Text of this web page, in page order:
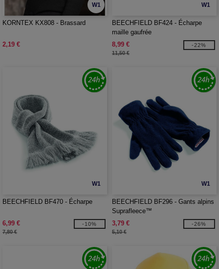
W1
KORNTEX KX808 - Brassard
2,19 €
W1
BEECHFIELD BF424 - Écharpe
maille gaufrée
8,99 €
11,50 €
-22%
W1
BEECHFIELD BF470 - Écharpe
6,99 €
7,80 €
-10%
W1
BEECHFIELD BF296 - Gants alpins
Suprafleece™
3,79 €
5,10 €
-26%